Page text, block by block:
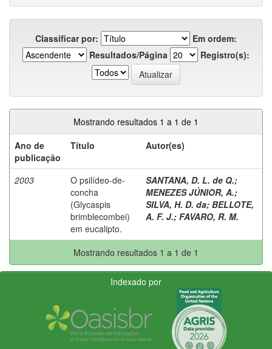
Classificar por:
Em ordem:
Resultados/Página
Registro(s):
Mostrando resultados 1 a 1 de 1
Ano de
publicação
Título Autor(es)
2003
O psilídeo-de-
concha
(Glycaspis
brimblecombei)
em eucalipto.
SANTANA, D. L. de Q.;
MENEZES JÚNIOR, A.;
SILVA, H. D. da; BELLOTE,
A. F. J.; FAVARO, R. M.
Mostrando resultados 1 a 1 de 1
Indexado por